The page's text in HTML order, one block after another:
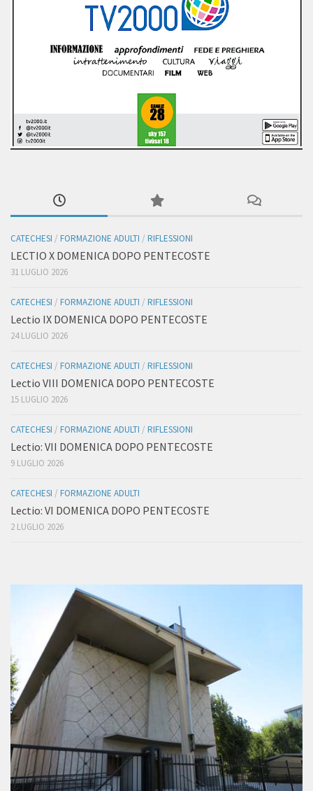
CATECHESI / FORMAZIONE ADULTI / RIFLESSIONI
LECTIO X DOMENICA DOPO PENTECOSTE
31 LUGLIO 2026
CATECHESI / FORMAZIONE ADULTI / RIFLESSIONI
Lectio IX DOMENICA DOPO PENTECOSTE
24 LUGLIO 2026
CATECHESI / FORMAZIONE ADULTI / RIFLESSIONI
Lectio VIII DOMENICA DOPO PENTECOSTE
15 LUGLIO 2026
CATECHESI / FORMAZIONE ADULTI / RIFLESSIONI
Lectio: VII DOMENICA DOPO PENTECOSTE
9 LUGLIO 2026
CATECHESI / FORMAZIONE ADULTI
Lectio: VI DOMENICA DOPO PENTECOSTE
2 LUGLIO 2026